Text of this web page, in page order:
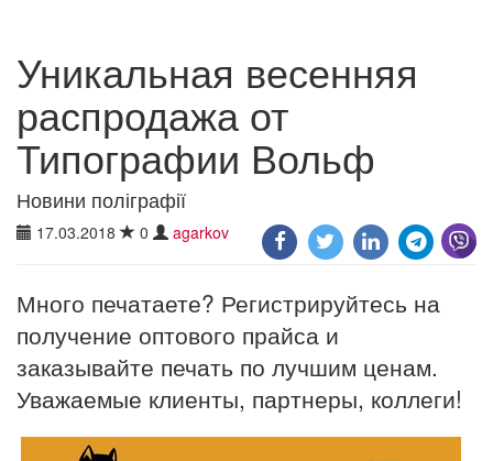
Уникальная весенняя
распродажа от
Типографии Вольф
Новини поліграфії
17.03.2018 0 agarkov
Много печатаете? Регистрируйтесь на
получение оптового прайса и
заказывайте печать по лучшим ценам.
Уважаемые клиенты, партнеры, коллеги!